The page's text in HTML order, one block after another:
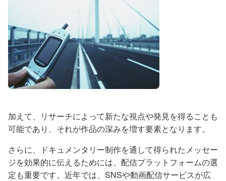
加えて、リサーチによって新たな視点や発見を得ることも
可能であり、それが作品の深みを増す要素となります。
さらに、ドキュメンタリー制作を通して得られたメッセー
ジを効果的に伝えるためには、配信プラットフォームの選
定も重要です。近年では、SNSや動画配信サービスが広